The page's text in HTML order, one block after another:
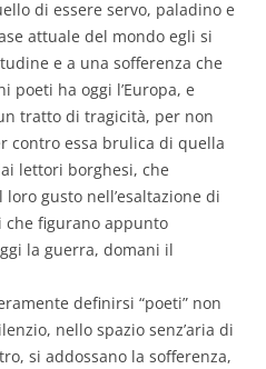
di essere servo, paladino e
attuale del mondo egli si
e a una sofferenza che
poeti ha oggi l’Europa, e
tratto di tragicità, per non
contro essa brulica di quella
lettori borghesi, che
gusto nell’esaltazione di
figurano appunto
la guerra, domani il
definirsi “poeti” non
nello spazio senz’aria di
si addossano la sofferenza,